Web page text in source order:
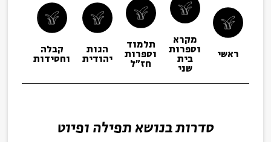
ראשי
מקרא
וספרות
בית
שני
תלמוד
וספרות
חז"ל
הגות
יהודית
קבלה
וחסידות
סדרות בנושא תפילה ופיוט